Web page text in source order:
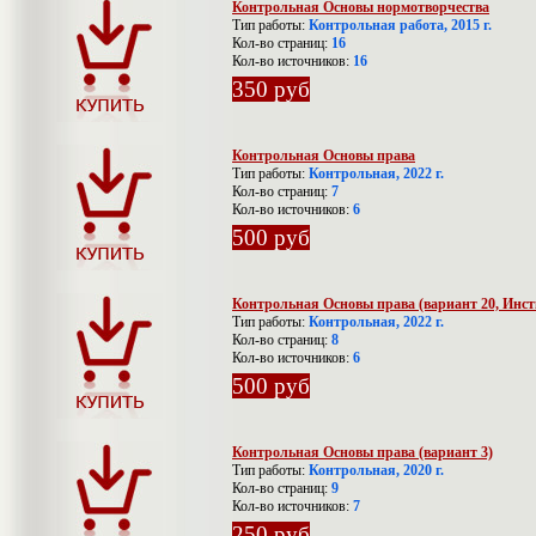
Контрольная Основы нормотворчества
Тип работы: Контрольная работа, 2015 г.
Кол-во страниц: 16
Кол-во источников: 16
350 руб
Контрольная Основы права
Тип работы: Контрольная, 2022 г.
Кол-во страниц: 7
Кол-во источников: 6
500 руб
Контрольная Основы права (вариант 20,
Тип работы: Контрольная, 2022 г.
Кол-во страниц: 8
Кол-во источников: 6
500 руб
Контрольная Основы права (вариант 3)
Тип работы: Контрольная, 2020 г.
Кол-во страниц: 9
Кол-во источников: 7